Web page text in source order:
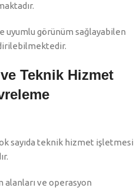
uyumlu görünüm sağlayabilen
Teknik Hizmet
sayıda teknik hizmet işletmesi
ve operasyon